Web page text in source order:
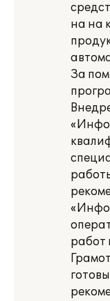
на на
За
работ